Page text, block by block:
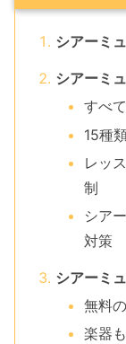
シアーミ
シアーミ
すべ
15種
レッ
制
シア
対策
シアーミ
無料
楽器